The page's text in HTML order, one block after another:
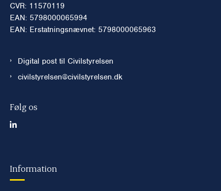
CVR: 11570119
EAN: 5798000065994
EAN: Erstatningsnævnet: 5798000065963
Digital post til Civilstyrelsen
civilstyrelsen@civilstyrelsen.dk
Følg os
Information